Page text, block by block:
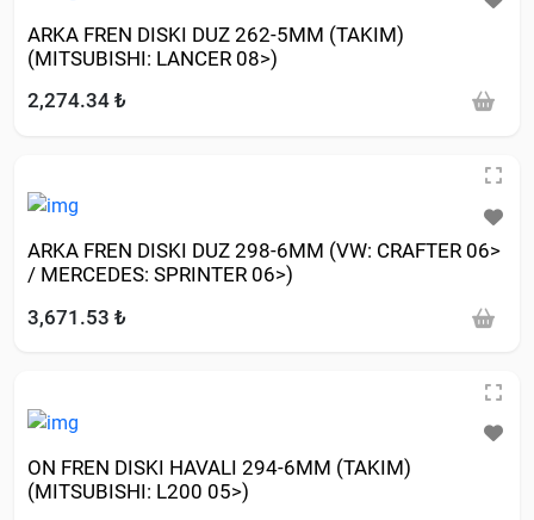
ARKA FREN DISKI DUZ 262-5MM (TAKIM)
(MITSUBISHI: LANCER 08>)
2,274.34 ₺
ARKA FREN DISKI DUZ 298-6MM (VW: CRAFTER 06>
/ MERCEDES: SPRINTER 06>)
3,671.53 ₺
ON FREN DISKI HAVALI 294-6MM (TAKIM)
(MITSUBISHI: L200 05>)